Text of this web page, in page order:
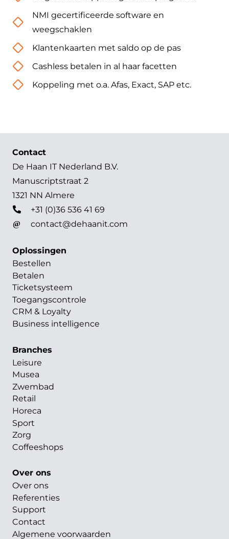
NMI gecertificeerde software en
weegschaklen
Klantenkaarten met saldo op de pas
Cashless betalen in al haar facetten
Koppeling met o.a. Afas, Exact, SAP etc.
Contact
De Haan IT Nederland B.V.
Manuscriptstraat 2
1321 NN Almere
+31 (0)36 536 41 69
contact@dehaanit.com
Oplossingen
Bestellen
Betalen
Ticketsysteem
Toegangscontrole
CRM & Loyalty
Business intelligence
Branches
Leisure
Musea
Zwembad
Retail
Horeca
Sport
Zorg
Coffeeshops
Over ons
Over ons
Referenties
Support
Contact
Algemene voorwaarden